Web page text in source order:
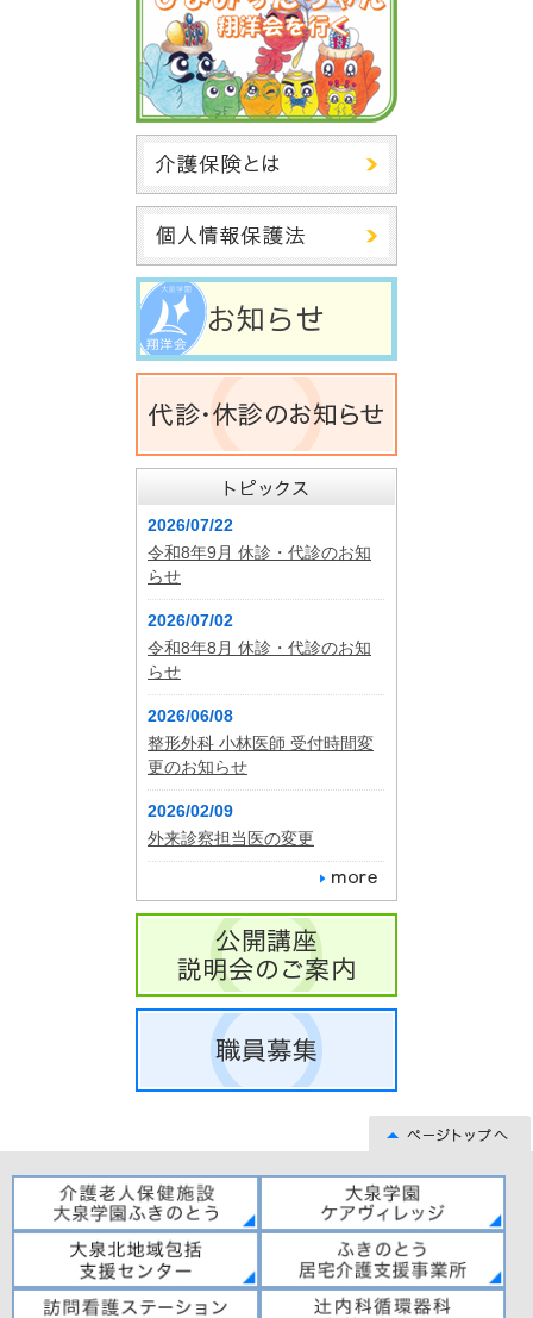
2026/07/22
令和8年9月 休診・代診のお知
らせ
2026/07/02
令和8年8月 休診・代診のお知
らせ
2026/06/08
整形外科 小林医師 受付時間変
更のお知らせ
2026/02/09
外来診察担当医の変更